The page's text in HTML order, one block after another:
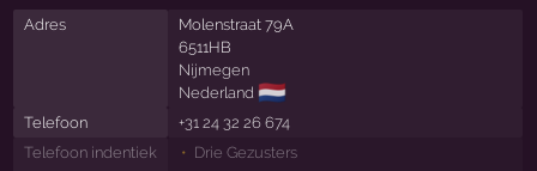
Adres
Molenstraat 79A
6511HB
Nijmegen
Nederland 🇳🇱
Telefoon
+31 24 32 26 674
Telefoon indentiek
Drie Gezusters